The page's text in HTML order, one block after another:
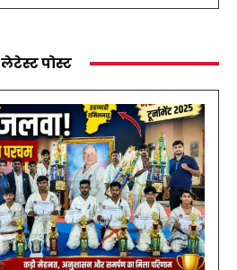
लेटेस्ट पोस्ट